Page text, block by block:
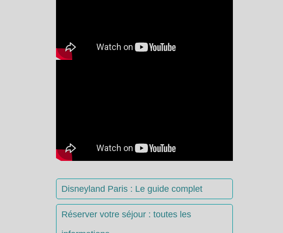
Disneyland Paris : Le guide complet
Réserver votre séjour : toutes les